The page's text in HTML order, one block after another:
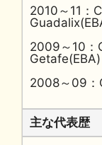
2010～11：
2009～10：
Getafe(EBA)
2008～09：
主な代表歴